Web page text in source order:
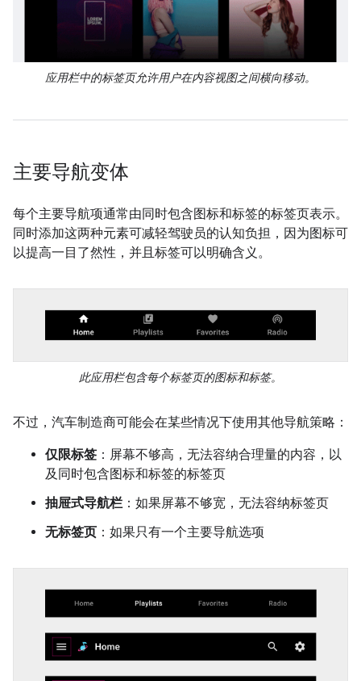
应用栏中的标签页允许用户在内容视图之间横向移动。
主要导航变体
每个主要导航项通常由同时包含图标和标签的标签页表示。
同时添加这两种元素可减轻驾驶员的认知负担，因为图标可
以提高一目了然性，并且标签可以明确含义。
此应用栏包含每个标签页的图标和标签。
不过，汽车制造商可能会在某些情况下使用其他导航策略：
仅限标签 ：屏幕不够高，无法容纳合理量的内容，以
及同时包含图标和标签的标签页
抽屉式导航栏 ：如果屏幕不够宽，无法容纳标签页
无标签页 ：如果只有一个主要导航选项